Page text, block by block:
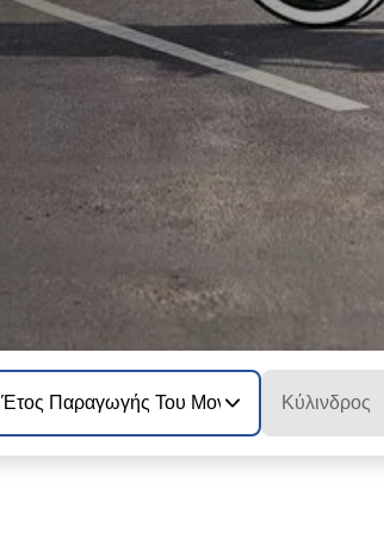
Έτος Παραγωγής Του Μοντέλου Κύλινδρος